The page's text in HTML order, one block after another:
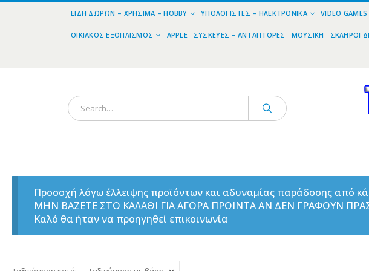
ΕΊΔΗ ΔΏΡΩΝ – ΧΡΉΣΙΜΑ – HOBBY ΥΠΟΛΟΓΙΣΤΈΣ – ΗΛΕΚΤΡΟΝΙΚΆ VIDEO
ΟΙΚΙΑΚΌΣ ΕΞΟΠΛΙΣΜΌΣ APPLE ΣΥΣΚΕΥΈΣ – ΑΝΤΆΠΤΟΡΕΣ ΜΟΥΣΙΚΉ ΣΚΛΗΡΟΊ
Προσοχή λόγω έλλειψης προϊόντων και αδυναμίας παράδοσης από
ΜΗΝ ΒΑΖΕΤΕ ΣΤΟ ΚΑΛΑΘΙ ΓΙΑ ΑΓΟΡΑ ΠΡΟΙΝΤΑ ΑΝ ΔΕΝ ΓΡΑΦΟΥΝ
Καλό θα ήταν να προηγηθεί επικοινωνία